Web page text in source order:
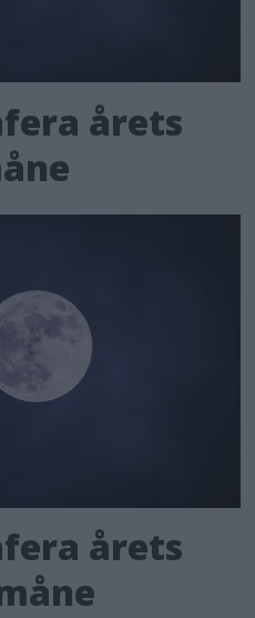
årets
årets